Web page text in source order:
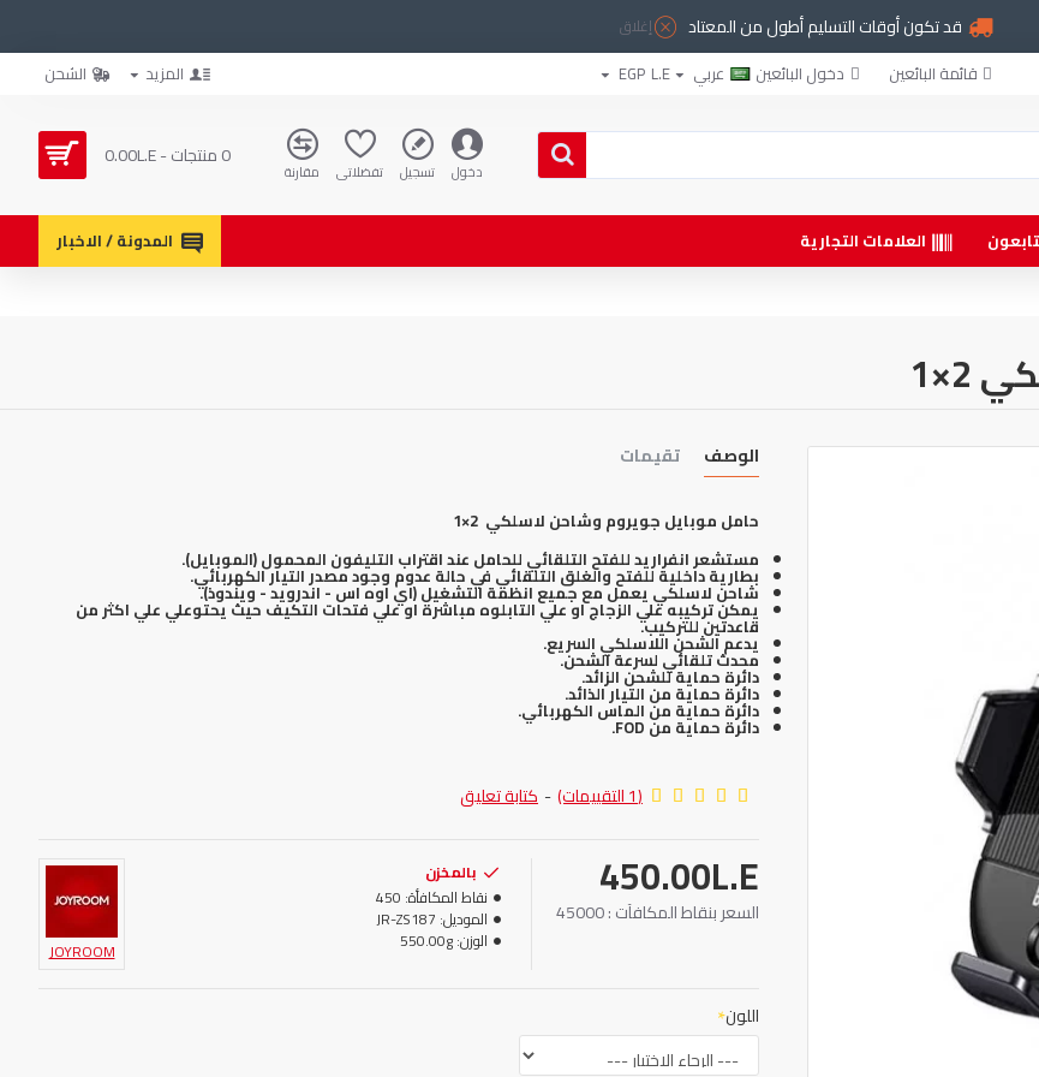
قد تكون أوقات التسليم أطول من المعتاد إغلاق
قائمة البائعين دخول البائعين عربي L.E
EGP المزيد الشحن
دخول تسجيل تفضلاتي مقارنة
0 منتجات - 0.00L.E
العلامات التجارية
المدونة / الاخبار
الوصف تقيمات
حامل موبايل جويروم وشاحن لاسلكي 2×1
مستشعر انفراريد للفتح التلقائي للحامل عند اقتراب التليفون المحمول (الموبايل).
بطارية داخلية للفتح والغلق التلقائي في حالة عدوم وجود مصدر التيار الكهربائي.
شاحن لاسلكي يعمل مع جميع انظمة التشغيل (اي اوه اس - اندرويد - ويندوذ).
يمكن تركيبه علي الزجاج او علي التابلوه مباشرة او علي فتحات التكيف حيث يحتوعلي علي اكثر من
قاعدتين للتركيب.
يدعم الشحن اللاسلكي السريع.
محدث تلقائي لسرعة الشحن.
دائرة حماية للشحن الزائد.
دائرة حماية من التيار الذائد.
دائرة حماية من الماس الكهربائي.
دائرة حماية من FOD.
(1 التقييمات) - كتابة تعليق
450.00L.E
السعر بنقاط المكافآت : 45000
بالمخزن
نقاط المكافأة: 450
الموديل: JR-ZS187
الوزن:550.00g
JOYROOM
اللون